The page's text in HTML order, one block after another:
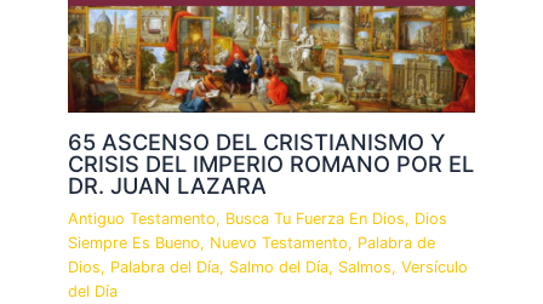
65 ASCENSO DEL CRISTIANISMO Y
CRISIS DEL IMPERIO ROMANO POR EL
DR. JUAN LAZARA
Antiguo Testamento, Busca Tu Fuerza En Dios, Dios
Siempre Es Bueno, Nuevo Testamento, Palabra de
Dios, Palabra del Día, Salmo del Día, Salmos,Versículo
del Día